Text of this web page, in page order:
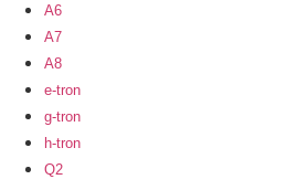
A6
A7
A8
e-tron
g-tron
h-tron
Q2